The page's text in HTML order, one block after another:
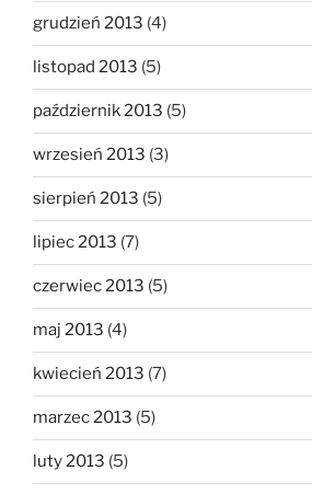
grudzień 2013 (4)
listopad 2013 (5)
październik 2013 (5)
wrzesień 2013 (3)
sierpień 2013 (5)
lipiec 2013 (7)
czerwiec 2013 (5)
maj 2013 (4)
kwiecień 2013 (7)
marzec 2013 (5)
luty 2013 (5)